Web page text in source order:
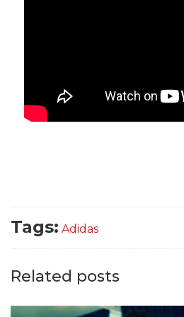
Tags: Adidas
Related posts